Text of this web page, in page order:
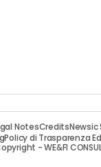
NotesCreditsNewsic
Policy di Trasparenza
- WE&FI